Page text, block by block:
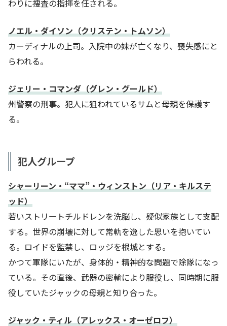
わりに捜査の指揮を任される。
ノエル・ダイソン（クリステン・トムソン）
カーディナルの上司。入院中の妹が亡くなり、喪失感にと
らわれる。
ジェリー・コマンダ（グレン・グールド）
州警察の刑事。犯人に狙われているサムと母親を保護す
る。
犯人グループ
シャーリーン・“ママ”・ウィンストン（リア・キルステ
ッド）
若いストリートチルドレンを洗脳し、疑似家族として支配
する。世界の崩壊に対して常軌を逸した思いを抱いてい
る。ロイドを監禁し、ロッジを根城とする。
かつて軍隊にいたが、身体的・精神的な問題で除隊になっ
ている。その直後、武器の密輸により服役し、同時期に服
役していたジャックの母親と知り合った。
ジャック・ティル（アレックス・オーゼロフ）